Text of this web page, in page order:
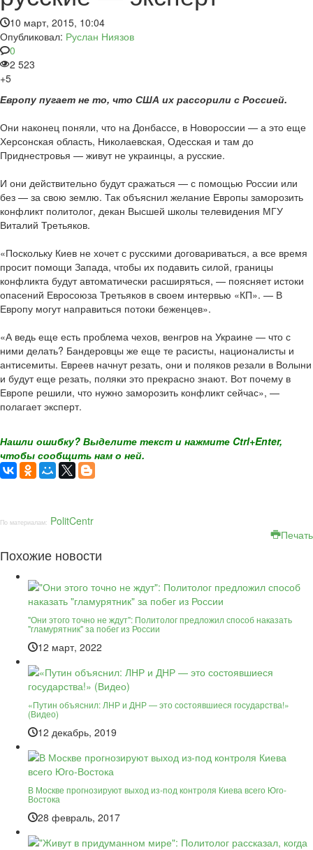
10 март, 2015, 10:04
Опубликовал: Руслан Ниязов
0
2 523
+5
Европу пугает не то, что США их рассорили с Россией.
Они наконец поняли, что на Донбассе, в Новороссии — а это еще
Херсонская область, Николаевская, Одесская и там до
Приднестровья — живут не украинцы, а русские.
И они действительно будут сражаться — с помощью России или
без — за свою землю. Так объяснил желание Европы заморозить
конфликт политолог, декан Высшей школы телевидения МГУ
Виталий Третьяков.
«Поскольку Киев не хочет с русскими договариваться, а все время
просит помощи Запада, чтобы их подавить силой, границы
конфликта будут автоматически расширяться, — поясняет истоки
опасений Евросоюза Третьяков в своем интервью «КП». — В
Европу могут направиться потоки беженцев».
«А ведь еще есть проблема чехов, венгров на Украине — что с
ними делать? Бандеровцы же еще те расисты, националисты и
антисемиты. Евреев начнут резать, они и поляков резали в Волыни
и будут еще резать, поляки это прекрасно знают. Вот почему в
Европе решили, что нужно заморозить конфликт сейчас», —
полагает эксперт.
Нашли ошибку? Выделите текст и нажмите Ctrl+Enter,
чтобы сообщить нам о ней.
По материалам: PolitCentr
Печать
Похожие новости
"Они этого точно не ждут": Политолог предложил способ наказать
"гламурятник" за побег из России
12 март, 2022
«Путин объяснил: ЛНР и ДНР — это состоявшиеся государства!»
(Видео)
12 декабрь, 2019
В Москве прогнозируют выход из-под контроля Киева всего Юго-
Востока
28 февраль, 2017